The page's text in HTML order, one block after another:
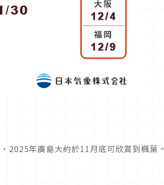
，2025年廣島大約於11月底可欣賞到楓葉。